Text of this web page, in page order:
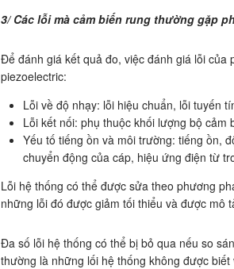
3/ Các lỗi mà cảm biến rung thường gặp
Để đánh giá kết quả đo, việc đánh giá lỗi
piezoelectric:
Lỗi về độ nhạy: lỗi hiệu chuẩn, lỗi tuyến
Lỗi kết nối: phụ thuộc khối lượng bộ
Yếu tố tiếng ồn và môi trường: tiếng ồn,
chuyển động của cáp, hiệu ứng điện từ
Lỗi hệ thống có thể được sửa theo phương
những lỗi đó được giảm tối thiểu và được mô
Đa số lỗi hệ thống có thể bị bỏ qua nếu so
thường là những lối hệ thống không được biết